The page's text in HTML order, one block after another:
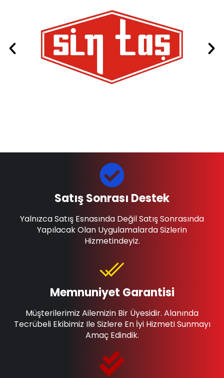
Memnuniyet Garantisi
Müşterilerimiz Ailemizin Bir Üyesidir. Alanında
Tecrübeli Ekibimiz Ile Sizlere En İyi Hizmeti Sunmayı
Amaç Edindik.
Satış Sonrası Destek
Yalnızca Satış Esnasında Değil Satış Sonrasında
Yapılacak Olan Uygulamalarda Sizlerin
Hizmetindeyiz.